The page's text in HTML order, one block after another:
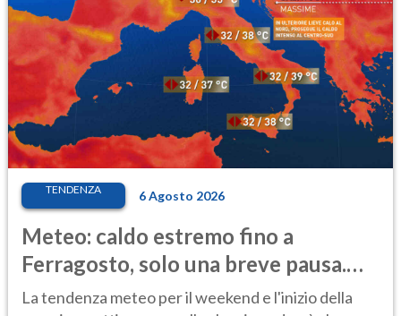
TENDENZA 6 Agosto 2026
Meteo: caldo estremo fino a
Ferragosto, solo una breve pausa.
Ecco dove
La tendenza meteo per il weekend e l'inizio della